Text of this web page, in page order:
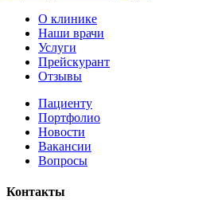
О клинике
Наши врачи
Услуги
Прейскурант
Отзывы
Пациенту
Портфолио
Новости
Вакансии
Вопросы
Контакты